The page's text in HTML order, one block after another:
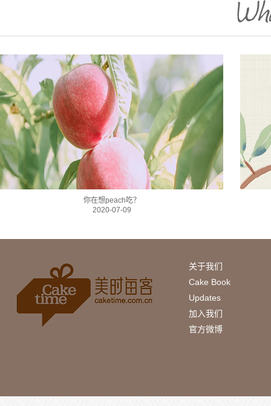
你在想peach吃？
2020-07-09
关于我们
Cake Book
Updates
加入我们
官方微博